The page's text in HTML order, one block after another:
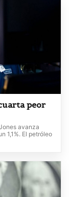
peor
avanza
1,1%. El petróleo